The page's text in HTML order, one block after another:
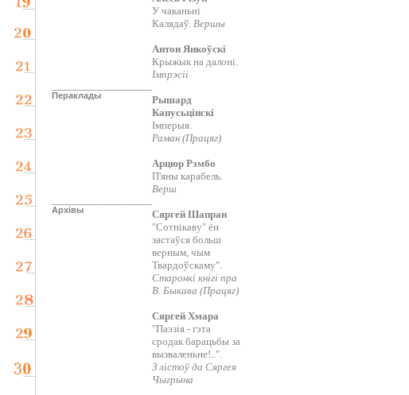
У чаканьні
Калядаў. Вершы
Антон Янкоўскі
Крыжык на далоні.
Імпрэсіі
Пераклады
Рышард
Капусьцінскі
Імперыя.
Раман (Працяг)
Арцюр Рэмбо
П'яны карабель.
Верш
Архівы
Сяргей Шапран
"Сотнікаву" ён
застаўся больш
верным, чым
Твардоўскаму".
Старонкі кнігі пра
В. Быкава (Працяг)
Сяргей Хмара
"Паэзія - гэта
сродак барацьбы за
вызваленьне!..".
З лістоў да Сяргея
Чыгрына